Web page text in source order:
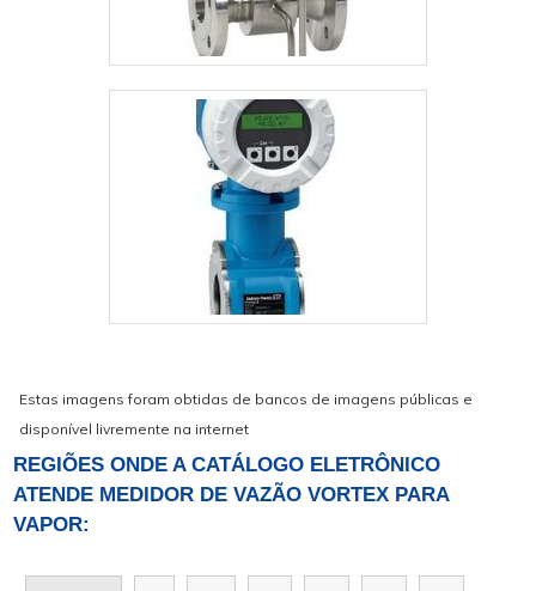
Estas imagens foram obtidas de bancos de imagens públicas e
disponível livremente na internet
REGIÕES ONDE A CATÁLOGO ELETRÔNICO
ATENDE MEDIDOR DE VAZÃO VORTEX PARA
VAPOR: